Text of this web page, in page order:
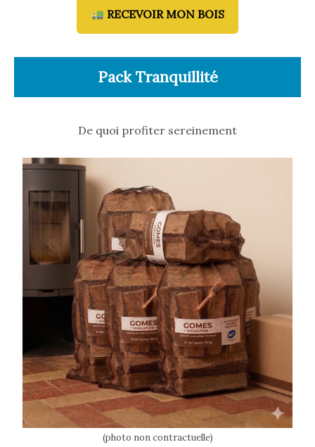
RECEVOIR MON BOIS
Pack Tranquillité
De quoi profiter sereinement
(photo non contractuelle)